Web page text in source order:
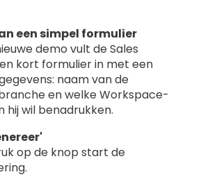
een simpel formulier
demo vult de Sales
kort formulier in met een
naam van de
en welke Workspace-
hij wil benadrukken.
op de knop start de